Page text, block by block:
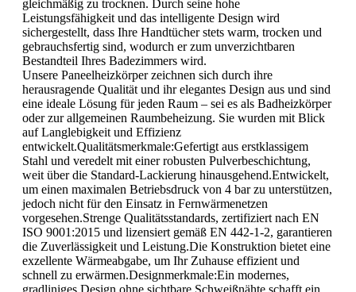
gleichmäßig zu trocknen. Durch seine hohe
Leistungsfähigkeit und das intelligente Design wird
sichergestellt, dass Ihre Handtücher stets warm, trocken und
gebrauchsfertig sind, wodurch er zum unverzichtbaren
Bestandteil Ihres Badezimmers wird.
Unsere Paneelheizkörper zeichnen sich durch ihre
herausragende Qualität und ihr elegantes Design aus und sind
eine ideale Lösung für jeden Raum – sei es als Badheizkörper
oder zur allgemeinen Raumbeheizung. Sie wurden mit Blick
auf Langlebigkeit und Effizienz
entwickelt.Qualitätsmerkmale:Gefertigt aus erstklassigem
Stahl und veredelt mit einer robusten Pulverbeschichtung,
weit über die Standard-Lackierung hinausgehend.Entwickelt,
um einen maximalen Betriebsdruck von 4 bar zu unterstützen,
jedoch nicht für den Einsatz in Fernwärmenetzen
vorgesehen.Strenge Qualitätsstandards, zertifiziert nach EN
ISO 9001:2015 und lizensiert gemäß EN 442-1-2, garantieren
die Zuverlässigkeit und Leistung.Die Konstruktion bietet eine
exzellente Wärmeabgabe, um Ihr Zuhause effizient und
schnell zu erwärmen.Designmerkmale:Ein modernes,
gradliniges Design ohne sichtbare Schweißnähte schafft ein